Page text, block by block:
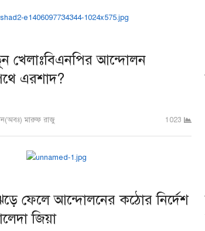
খেলাঃবিএনপির আন্দোলন
এরশাদ?
মারুফ রাজু 1023
ঝেড়ে ফেলে আন্দোলনের কঠোর নির্দেশ
জিয়া